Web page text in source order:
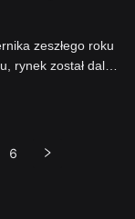
zeszłego roku
rynek został dalej
widzenia,
6